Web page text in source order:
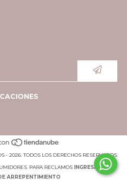
- 2026. TODOS LOS DERECHOS RESERVADOS.
PARA RECLAMOS
INGRESÁ ACÁ.
ARREPENTIMIENTO